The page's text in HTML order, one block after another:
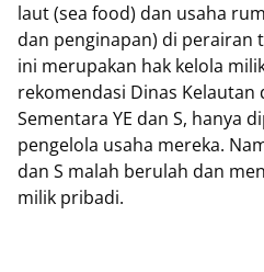
laut (sea food) dan usaha
dan penginapan) di perairan
ini merupakan hak kelola
rekomendasi Dinas Kelautan
Sementara YE dan S, hanya
pengelola usaha mereka.
dan S malah berulah dan
milik pribadi.